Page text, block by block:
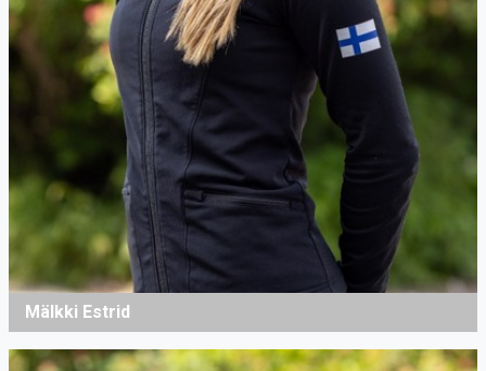
Mälkki Estrid